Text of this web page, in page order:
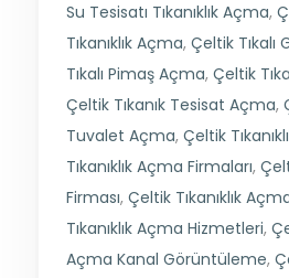
Su Tesisatı Tıkanıklık Açma,
Tıkanıklık Açma, Çeltik Tıkalı
Tıkalı Pimaş Açma, Çeltik
Çeltik Tıkanık Tesisat Açma,
Tuvalet Açma, Çeltik
Tıkanıklık Açma Firmaları,
Firması, Çeltik Tıkanıklık
Tıkanıklık Açma Hizmetleri,
Açma Kanal Görüntüleme,